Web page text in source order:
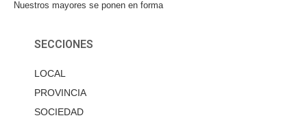
Nuestros mayores se ponen en forma
SECCIONES
LOCAL
PROVINCIA
SOCIEDAD